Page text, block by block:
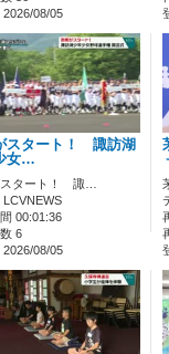
2026/08/05
スタート！ 諏訪湖
女…
タート！ 諏…
LCVNEWS
00:01:36
6
2026/08/05